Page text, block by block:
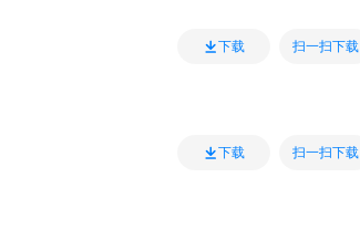
下载 扫一扫下载
下载 扫一扫下载